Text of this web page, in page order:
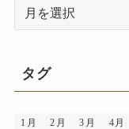
イ
ブ
タグ
1月 2月 3月 4月